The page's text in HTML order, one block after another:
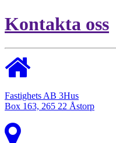
Kontakta oss
Fastighets AB 3Hus
Box 163, 265 22 Åstorp